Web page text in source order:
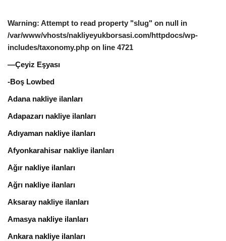
Warning: Attempt to read property "slug" on null in
/var/www/vhosts/nakliyeyukborsasi.com/httpdocs/wp-
includes/taxonomy.php on line 4721
—Çeyiz Eşyası
-Boş Lowbed
Adana nakliye ilanları
Adapazarı nakliye ilanları
Adıyaman nakliye ilanları
Afyonkarahisar nakliye ilanları
Ağır nakliye ilanları
Ağrı nakliye ilanları
Aksaray nakliye ilanları
Amasya nakliye ilanları
Ankara nakliye ilanları